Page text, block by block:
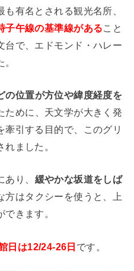
有名とされる観光名所、
子午線の基準線があること
台で、エドモンド・ハレー
の位置が方位や緯度経度を
ために、天文学が大きく発
牽引する目的で、このグリ
ました。
り、 緩やかな坂道をしば
方はタクシーを使うと、上
きます。
日は12/24-26日 です。